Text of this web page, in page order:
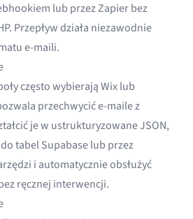
lub przez Zapier bez
Przepływ działa niezawodnie
e-maili.
często wybierają Wix lub
przechwycić e-maile z
je w ustrukturyzowane JSON,
tabel Supabase lub przez
i automatycznie obsłużyć
ręcznej interwencji.